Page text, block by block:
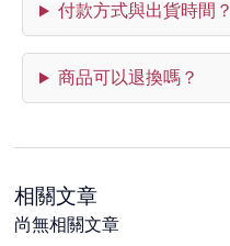
付款方式與出貨時間？
商品可以退換嗎？
相關文章
尚無相關文章